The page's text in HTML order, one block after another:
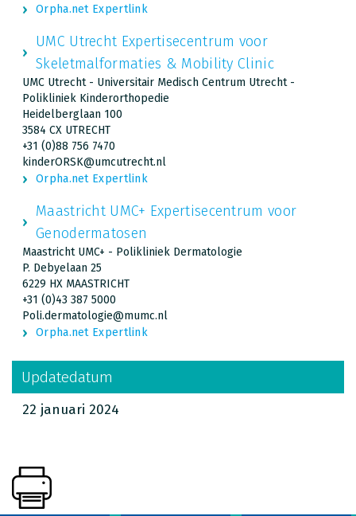
Orpha.net Expertlink
UMC Utrecht Expertisecentrum voor
Skeletmalformaties & Mobility Clinic
UMC Utrecht - Universitair Medisch Centrum Utrecht -
Polikliniek Kinderorthopedie
Heidelberglaan 100
3584 CX UTRECHT
+31 (0)88 756 7470
kinderORSK@umcutrecht.nl
Orpha.net Expertlink
Maastricht UMC+ Expertisecentrum voor
Genodermatosen
Maastricht UMC+ - Polikliniek Dermatologie
P. Debyelaan 25
6229 HX MAASTRICHT
+31 (0)43 387 5000
Poli.dermatologie@mumc.nl
Orpha.net Expertlink
Updatedatum
22 januari 2024